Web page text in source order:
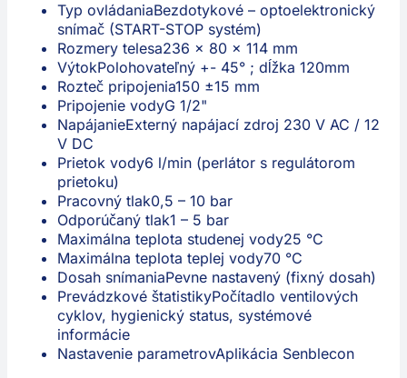
Typ ovládaniaBezdotykové – optoelektronický
snímač (START-STOP systém)
Rozmery telesa236 × 80 × 114 mm
VýtokPolohovateľný +- 45° ; dĺžka 120mm
Rozteč pripojenia150 ±15 mm
Pripojenie vodyG 1/2"
NapájanieExterný napájací zdroj 230 V AC / 12
V DC
Prietok vody6 l/min (perlátor s regulátorom
prietoku)
Pracovný tlak0,5 – 10 bar
Odporúčaný tlak1 – 5 bar
Maximálna teplota studenej vody25 °C
Maximálna teplota teplej vody70 °C
Dosah snímaniaPevne nastavený (fixný dosah)
Prevádzkové štatistikyPočítadlo ventilových
cyklov, hygienický status, systémové
informácie
Nastavenie parametrovAplikácia Senblecon